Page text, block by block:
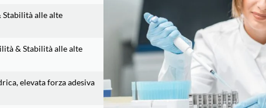
alle alte
& Stabilità alle alte
elevata forza adesiva